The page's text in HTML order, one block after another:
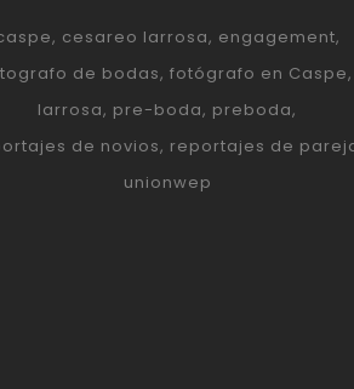
cesareo larrosa engagement
de bodas fotógrafo en Caspe
larrosa pre-boda preboda
de novios reportajes de
unionwep